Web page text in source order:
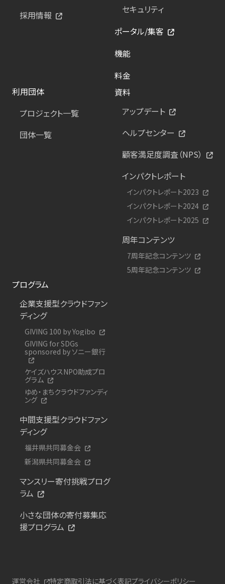
採用情報
セキュリティ
ポータル/集客
機能
料金
利用団体
プロジェクト一覧
団体一覧
資料
アップデート
ヘルプセンター
顧客満足度調査（NPS）
インパクトレポート
インパクトレポート2023
インパクトレポート2024
インパクトレポート2025
周年コンテンツ
7周年記念コンテンツ
5周年記念コンテンツ
プログラム
企業支援型クラウドファン
ディング
GIVING 100 by Yogibo
GIVING for SDGs
sponsored by ソニー銀行
ケイズハウスNPO助成プロ
グラム
ゆめ・まちクラウドファンディ
ング
中間支援型クラウドファン
ディング
福井県共同募金会
新潟県共同募金会
マンスリー寄付挑戦プログ
ラム
小さな団体の寄付募集応
援プログラム
運営会社 特定商取引法に基づく表記プライバシーポリシー